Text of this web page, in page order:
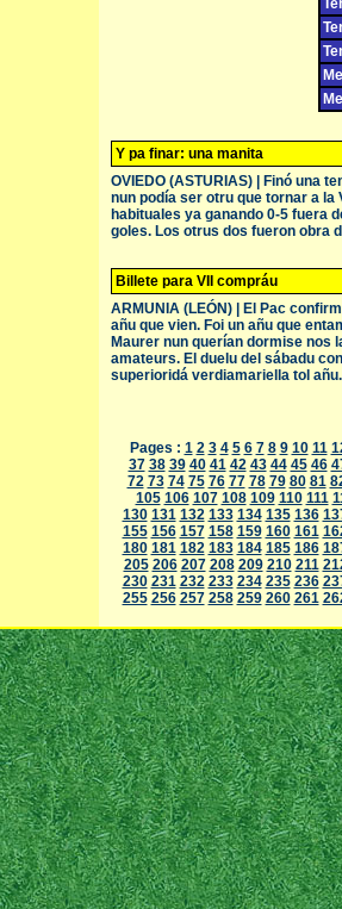
Y pa finar: una manita
OVIEDO (ASTURIAS) | Finó una
nun podía ser otru que tornar a la
habituales ya ganando 0-5 fuera
goles. Los otrus dos fueron obra
Billete para VII compráu
ARMUNIA (LEÓN) | El Pac
añu que vien. Foi un añu que
Maurer nun querían dormise nos
amateurs. El duelu del sábadu
superioridá verdiamariella tol
Pages : 1 2 3 4 5 6 7 8 9 10 11
37 38 39 40 41 42 43 44 45 46
72 73 74 75 76 77 78 79 80 81
105 106 107 108 109 110 111
130 131 132 133 134 135 136
155 156 157 158 159 160 161
180 181 182 183 184 185 186
205 206 207 208 209 210 211
230 231 232 233 234 235 236
255 256 257 258 259 260 261